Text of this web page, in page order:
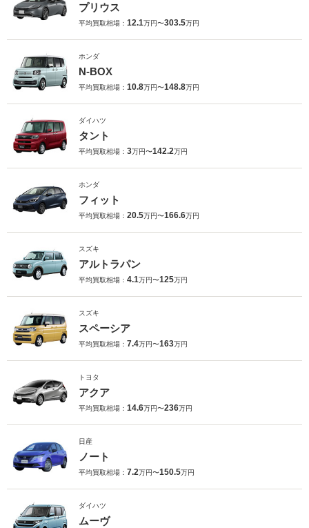
プリウス
平均買取相場： 12.1万円〜303.5万円
ホンダ
N-BOX
平均買取相場： 10.8万円〜148.8万円
ダイハツ
タント
平均買取相場： 3万円〜142.2万円
ホンダ
フィット
平均買取相場： 20.5万円〜166.6万円
スズキ
アルトラパン
平均買取相場： 4.1万円〜125万円
スズキ
スペーシア
平均買取相場： 7.4万円〜163万円
トヨタ
アクア
平均買取相場： 14.6万円〜236万円
日産
ノート
平均買取相場： 7.2万円〜150.5万円
ダイハツ
ムーヴ